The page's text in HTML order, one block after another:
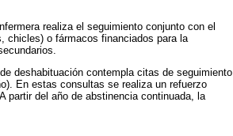
realiza el seguimiento conjunto con el
chicles) o fármacos financiados para la
deshabituación contempla citas de seguimiento
En estas consultas se realiza un refuerzo
partir del año de abstinencia continuada, la